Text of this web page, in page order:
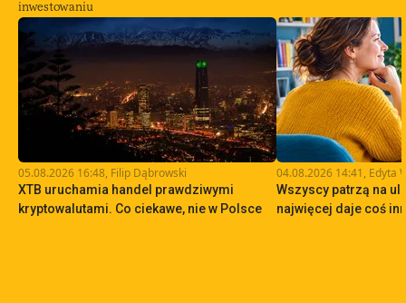
inwestowaniu
05.08.2026 16:48, Filip Dąbrowski
XTB uruchamia handel prawdziwymi
kryptowalutami. Co ciekawe, nie w Polsce
04.08.2026 14:41, Edyta
Wszyscy patrzą na
najwięcej daje coś